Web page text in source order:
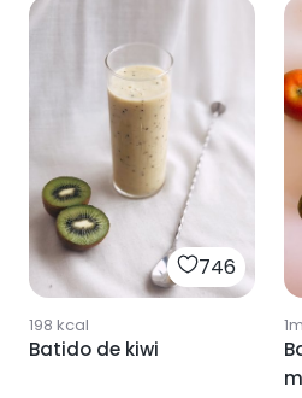
746
198 kcal
Batido de kiwi